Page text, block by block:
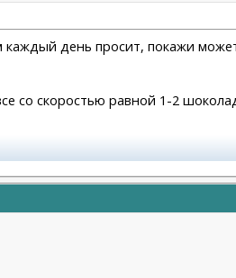
день просит, покажи
со скоростью равной 1-2